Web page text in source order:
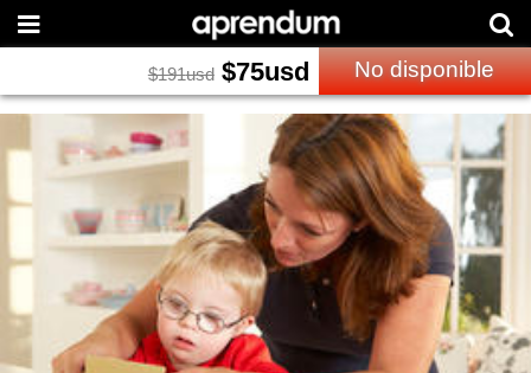
$191usd $75usd No disponible